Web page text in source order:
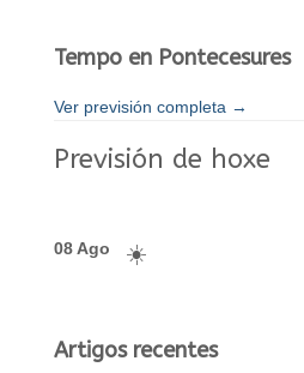
Tempo en Pontecesures
Ver previsión completa →
Previsión de hoxe
08 Ago
Artigos recentes